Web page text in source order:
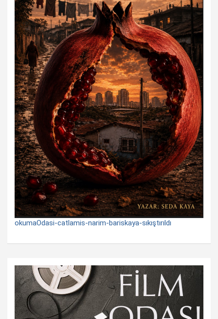
okumaOdasi-catlamis-narim-bariskaya-sıkıştırıldı